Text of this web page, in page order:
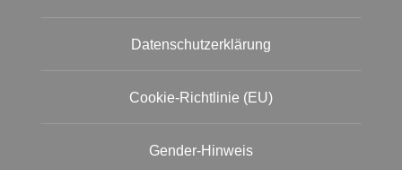
Datenschutzerklärung
Cookie-Richtlinie (EU)
Gender-Hinweis